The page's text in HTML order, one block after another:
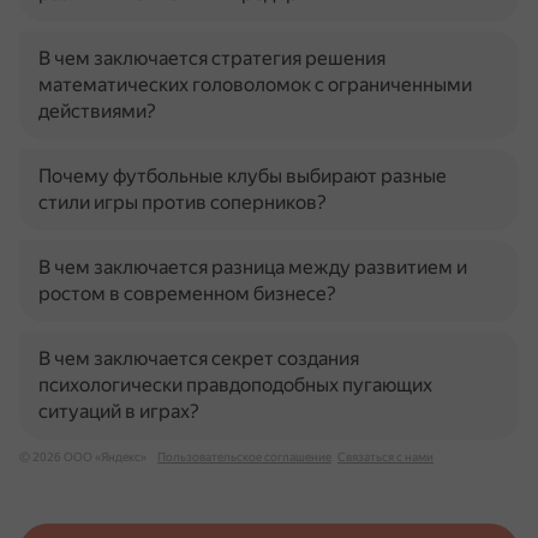
В чем заключается стратегия решения
математических головоломок с ограниченными
действиями?
Почему футбольные клубы выбирают разные
стили игры против соперников?
В чем заключается разница между развитием и
ростом в современном бизнесе?
В чем заключается секрет создания
психологически правдоподобных пугающих
ситуаций в играх?
© 2026 ООО «Яндекс» Пользовательское соглашение Связаться с нами